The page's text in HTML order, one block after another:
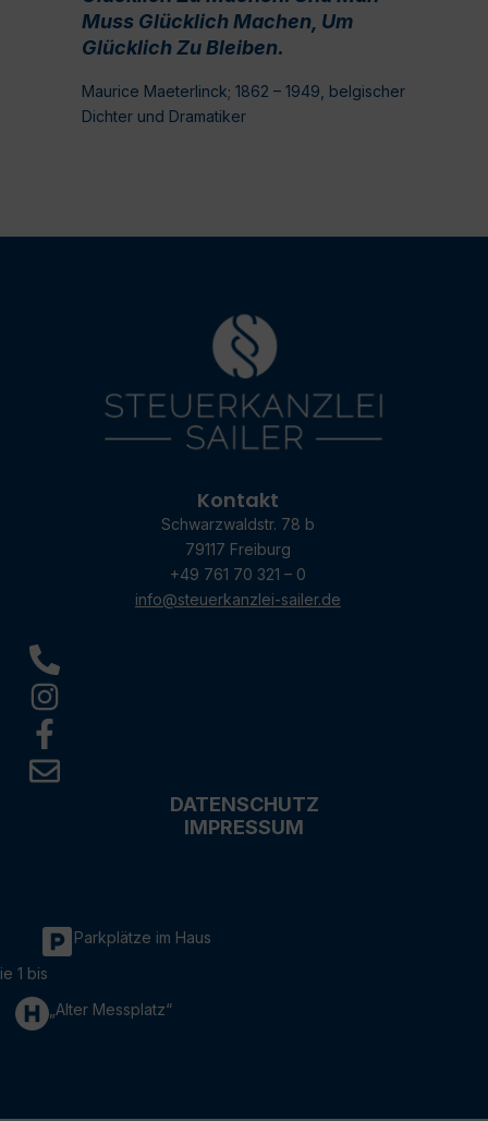
Muss Glücklich Machen, Um
Glücklich Zu Bleiben.
Maurice Maeterlinck; 1862 – 1949, belgischer
Dichter und Dramatiker
Kontakt
Schwarzwaldstr. 78 b
79117 Freiburg
+49 761 70 321 – 0
info@steuerkanzlei-sailer.de
DATENSCHUTZ
IMPRESSUM
Parkplätze im Haus
1 bis
„Alter Messplatz“